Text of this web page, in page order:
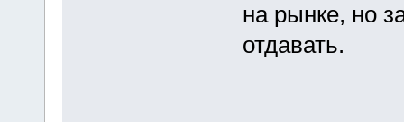
на рынке, но
отдавать.